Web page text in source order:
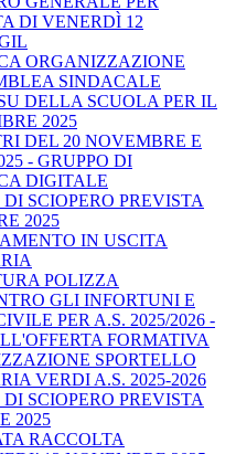
DI VENERDÌ 12
ORGANIZZAZIONE
SINDACALE
DELLA SCUOLA PER IL
2025
DEL 20 NOVEMBRE E
- GRUPPO DI
DIGITALE
SCIOPERO PREVISTA
2025
IN USCITA
POLIZZA
GLI INFORTUNI E
PER A.S. 2025/2026 -
FORMATIVA
SPORTELLO
VERDI A.S. 2025-2026
SCIOPERO PREVISTA
2025
RACCOLTA